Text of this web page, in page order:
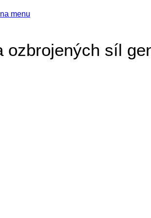
menu
ozbrojených síl